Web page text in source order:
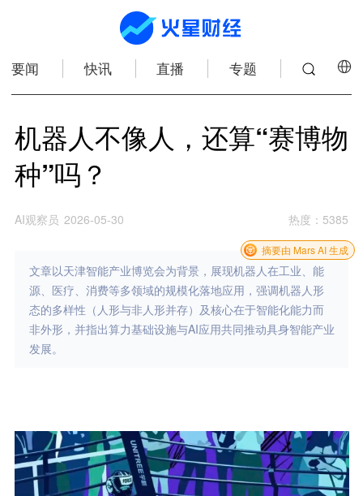
要闻 快讯 直播 专题
机器人不像人，还算“赛博物
种”吗？
AI观察员 2026-05-30 热度 ： 5385
文章以天津智能产业博览会为背景，展现机器人在工业、能
源、医疗、消费等多领域的规模化落地应用，强调机器人形
态的多样性（人形与非人形并存）及核心在于智能化能力而
非外形，并指出算力基础设施与AI应用共同推动具身智能产业
发展。
摘要由 Mars AI 生成